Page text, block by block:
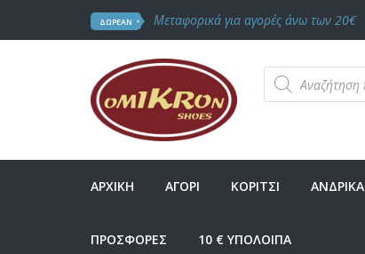
ΔΩΡΕΑΝ Μεταφορικά για αγορές άνω των 20€
Products
search
ΑΡΧΙΚΗ ΑΓΟΡΙ ΚΟΡΙΤΣΙ ΑΝΔΡΙΚΑ
ΠΡΟΣΦΟΡΕΣ 10 € ΥΠΟΛΟΙΠΑ